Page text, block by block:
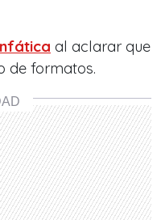
al aclarar que
de formatos.